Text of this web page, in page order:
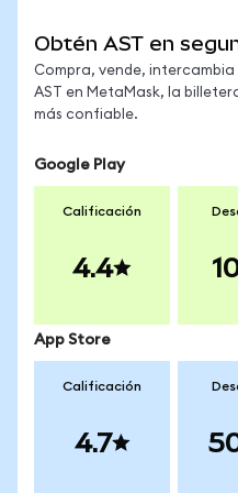
Obtén AST en
Compra, vende, intercambia
AST en MetaMask, la
más confiable.
Google Play
Calificación
4.4
App Store
Calificación
4.7